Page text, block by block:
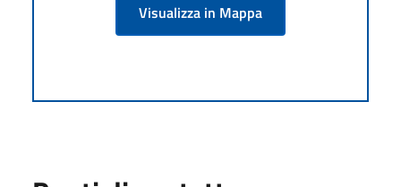
Visualizza in Mappa